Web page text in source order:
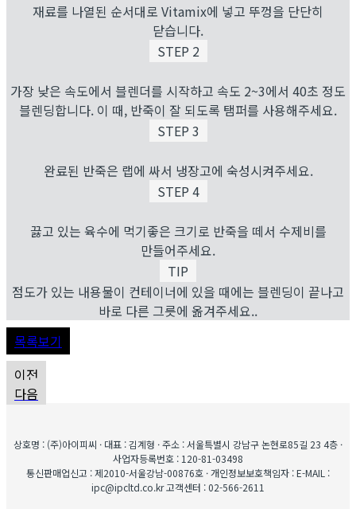
재료를 나열된 순서대로 Vitamix에 넣고 뚜껑을 단단히
닫습니다.
STEP 2
가장 낮은 속도에서 블렌더를 시작하고 속도 2~3에서 40초 정도
블렌딩합니다. 이 때, 반죽이 잘 되도록 탬퍼를 사용해주세요.
STEP 3
완료된 반죽은 랩에 싸서 냉장고에 숙성시켜주세요.
STEP 4
끓고 있는 육수에 먹기좋은 크기로 반죽을 떼서 수제비를
만들어주세요.
TIP
점도가 있는 내용물이 컨테이너에 있을 때에는 블렌딩이 끝나고
바로 다른 그릇에 옮겨주세요..
목록보기
이전
다음
상호명 : (주)아이피씨 · 대표 : 김계형 · 주소 : 서울특별시 강남구 논현로85길 23 4층 ·
사업자등록번호 : 120-81-03498
통신판매업신고 : 제2010-서울강남-00876호 · 개인정보보호책임자 : E-MAIL :
ipc@ipcltd.co.kr 고객센터 : 02-566-2611